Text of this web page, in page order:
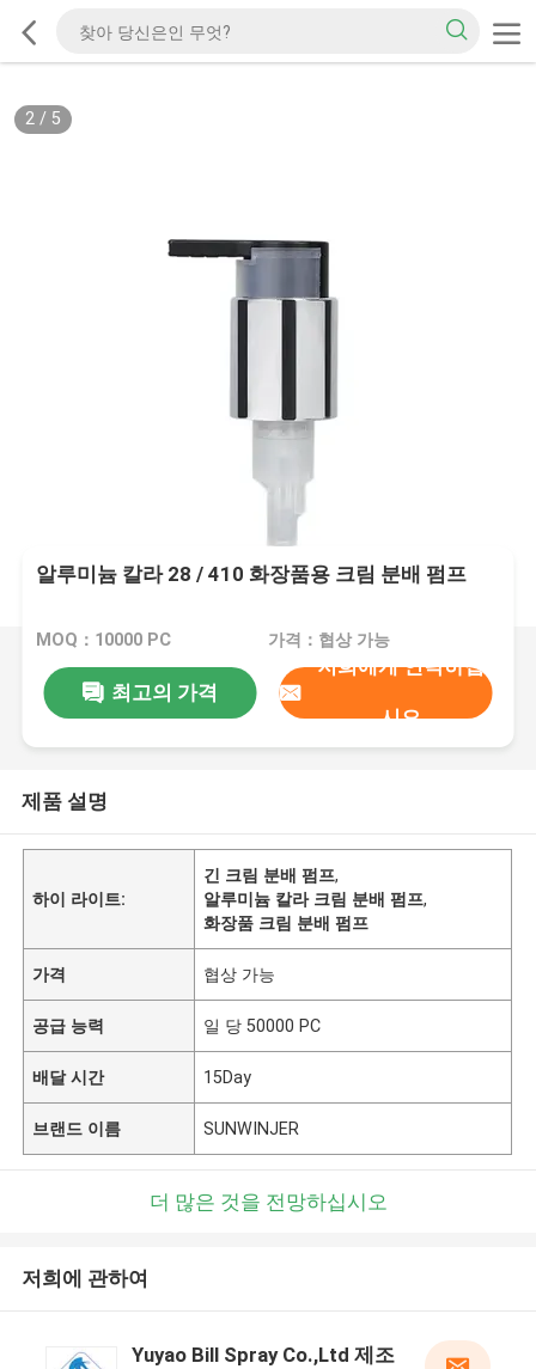
2/ 5
알루미늄 칼라 28 / 410 화장품용 크림 분배 펌프
MOQ：10000 PC 가격：협상 가능
최고의 가격
저희에게 연락하십
시오
제품 설명
하이 라이트:
긴 크림 분배 펌프,
알루미늄 칼라 크림 분배 펌프,
화장품 크림 분배 펌프
가격 협상 가능
공급 능력 일 당 50000 PC
배달 시간 15Day
브랜드 이름 SUNWINJER
더 많은 것을 전망하십시오
저희에 관하여
Yuyao Bill Spray Co.,Ltd 제조